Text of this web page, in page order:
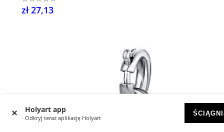
Holyart app
Odkryj teraz aplikację Holyart
zł 27,13